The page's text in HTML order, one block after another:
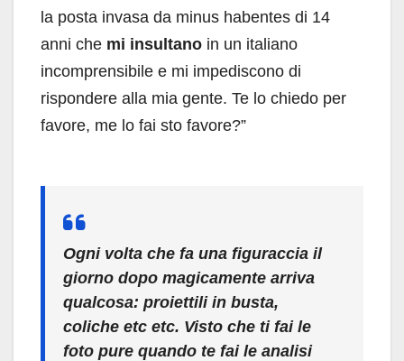
la posta invasa da minus habentes di 14
anni che mi insultano in un italiano
incomprensibile e mi impediscono di
rispondere alla mia gente. Te lo chiedo per
favore, me lo fai sto favore?”
Ogni volta che fa una figuraccia il
giorno dopo magicamente arriva
qualcosa: proiettili in busta,
coliche etc etc. Visto che ti fai le
foto pure quando te fai le analisi